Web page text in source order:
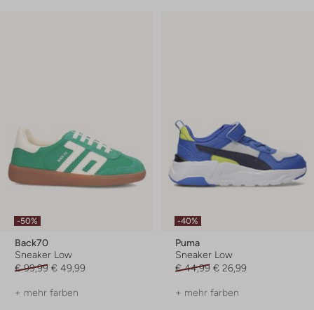
-50%
Back70
Sneaker Low
€ 99,99 € 49,99
+ mehr farben
-40%
Puma
Sneaker Low
€ 44,99 € 26,99
+ mehr farben